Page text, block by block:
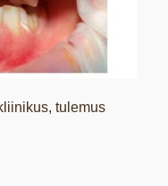
tulemus